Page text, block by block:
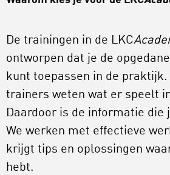
De trainingen in de LKC
ontworpen dat je de
kunt toepassen in de praktijk.
trainers weten wat er speelt
Daardoor is de informatie die
We werken met effectieve
krijgt tips en oplossingen
hebt.